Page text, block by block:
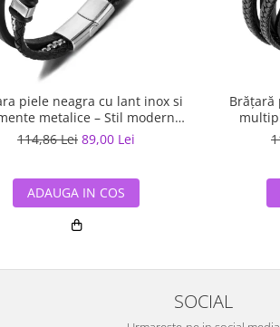
piele neagra cu lant inox si
metalice – Stil modern
masculin
114,86 Lei 89,00 Lei
ADAUGA IN COS
Brățară
SOCIAL